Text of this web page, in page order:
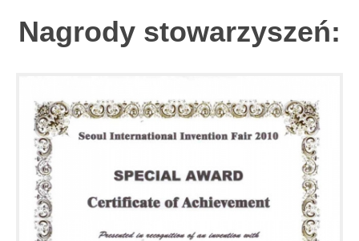
Nagrody stowarzyszeń: